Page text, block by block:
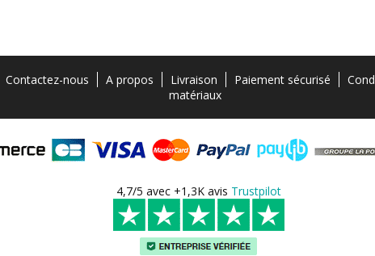
Contactez-nous A propos Livraison Paiement sécurisé
matériaux
4,7/5 avec +1,3K avis Trustpilot